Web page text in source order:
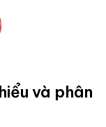
và phân